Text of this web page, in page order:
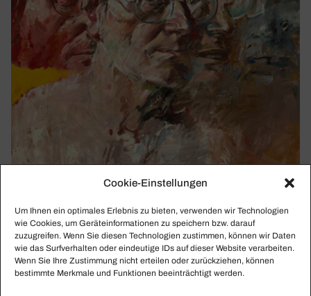
Cookie-Einstellungen
Um Ihnen ein optimales Erlebnis zu bieten, verwenden wir Technologien
wie Cookies, um Geräteinformationen zu speichern bzw. darauf
zuzugreifen. Wenn Sie diesen Technologien zustimmen, können wir Daten
wie das Surfverhalten oder eindeutige IDs auf dieser Website verarbeiten.
Wenn Sie Ihre Zustimmung nicht erteilen oder zurückziehen, können
bestimmte Merkmale und Funktionen beeinträchtigt werden.
Die sozia­lis­ti­sche Utopie in den Gemälden
Willi Sittes
Willi Sitte war einer der bekanntesten Künstler der DDR.
2021 jährte sich sein Geburtstag zum 100. Mal. Am 3.
Oktober 2021 eröffnet im Museum Moritzburg in Halle an